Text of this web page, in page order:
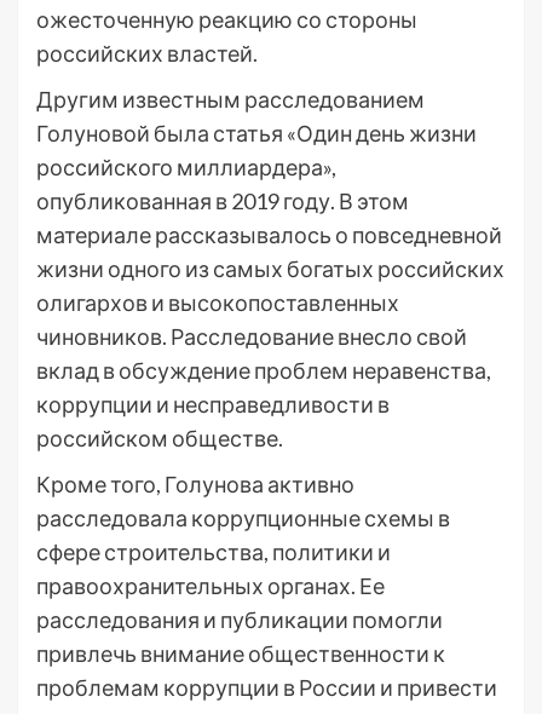
ожесточенную реакцию со стороны
российских властей.
Другим известным расследованием
Голуновой была статья «Один день жизни
российского миллиардера»,
опубликованная в 2019 году. В этом
материале рассказывалось о повседневной
жизни одного из самых богатых российских
олигархов и высокопоставленных
чиновников. Расследование внесло свой
вклад в обсуждение проблем неравенства,
коррупции и несправедливости в
российском обществе.
Кроме того, Голунова активно
расследовала коррупционные схемы в
сфере строительства, политики и
правоохранительных органах. Ее
расследования и публикации помогли
привлечь внимание общественности к
проблемам коррупции в России и привести